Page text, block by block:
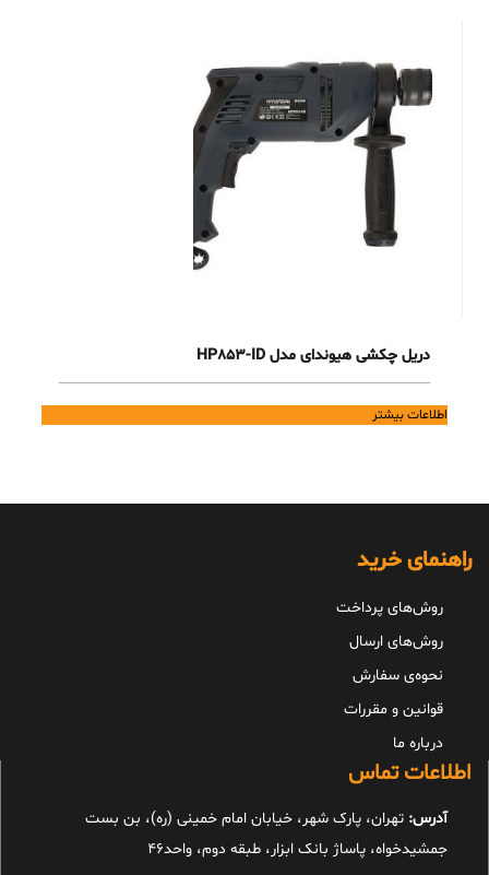
دریل چکشی هیوندای مدل HP853-ID
اطلاعات بیشتر
راهنمای خرید
روش‌های پرداخت
روش‌های ارسال
نحوه‌ی سفارش
قوانین و مقررات
درباره ما
اطلاعات تماس
آدرس: تهران، پارک شهر، خیابان امام خمینی (ره)، بن بست
جمشیدخواه، پاساژ بانک ابزار، طبقه دوم، واحد46